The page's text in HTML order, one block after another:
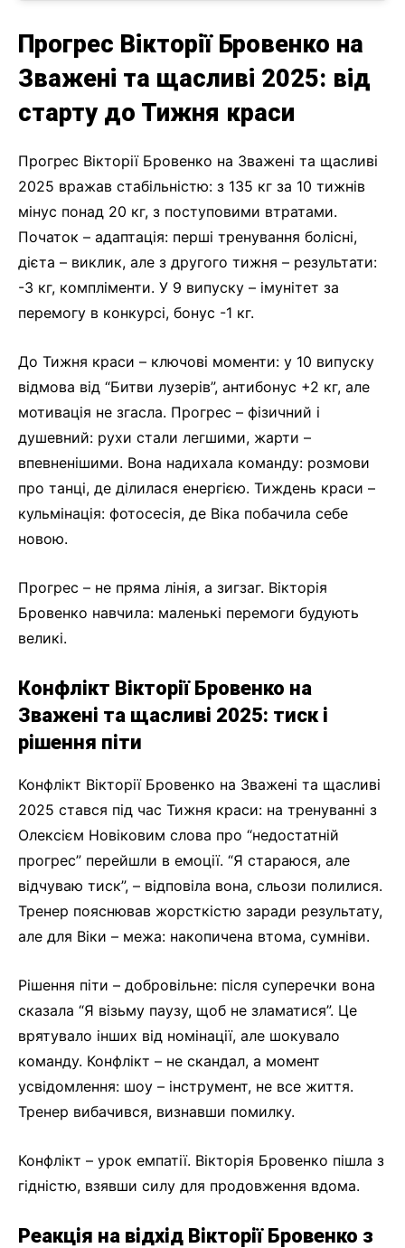
Прогрес Вікторії Бровенко на
Зважені та щасливі 2025: від
старту до Тижня краси
Прогрес Вікторії Бровенко на Зважені та щасливі
2025 вражав стабільністю: з 135 кг за 10 тижнів
мінус понад 20 кг, з поступовими втратами.
Початок – адаптація: перші тренування болісні,
дієта – виклик, але з другого тижня – результати:
-3 кг, компліменти. У 9 випуску – імунітет за
перемогу в конкурсі, бонус -1 кг.
До Тижня краси – ключові моменти: у 10 випуску
відмова від “Битви лузерів”, антибонус +2 кг, але
мотивація не згасла. Прогрес – фізичний і
душевний: рухи стали легшими, жарти –
впевненішими. Вона надихала команду: розмови
про танці, де ділилася енергією. Тиждень краси –
кульмінація: фотосесія, де Віка побачила себе
новою.
Прогрес – не пряма лінія, а зигзаг. Вікторія
Бровенко навчила: маленькі перемоги будують
великі.
Конфлікт Вікторії Бровенко на
Зважені та щасливі 2025: тиск і
рішення піти
Конфлікт Вікторії Бровенко на Зважені та щасливі
2025 стався під час Тижня краси: на тренуванні з
Олексієм Новіковим слова про “недостатній
прогрес” перейшли в емоції. “Я стараюся, але
відчуваю тиск”, – відповіла вона, сльози полилися.
Тренер пояснював жорсткістю заради результату,
але для Віки – межа: накопичена втома, сумніви.
Рішення піти – добровільне: після суперечки вона
сказала “Я візьму паузу, щоб не зламатися”. Це
врятувало інших від номінації, але шокувало
команду. Конфлікт – не скандал, а момент
усвідомлення: шоу – інструмент, не все життя.
Тренер вибачився, визнавши помилку.
Конфлікт – урок емпатії. Вікторія Бровенко пішла з
гідністю, взявши силу для продовження вдома.
Реакція на відхід Вікторії Бровенко з